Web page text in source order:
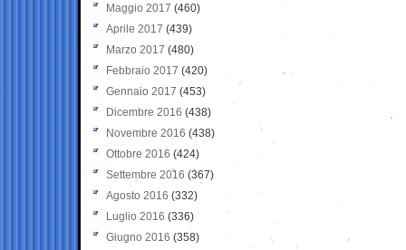
Maggio 2017 (460)
Aprile 2017 (439)
Marzo 2017 (480)
Febbraio 2017 (420)
Gennaio 2017 (453)
Dicembre 2016 (438)
Novembre 2016 (438)
Ottobre 2016 (424)
Settembre 2016 (367)
Agosto 2016 (332)
Luglio 2016 (336)
Giugno 2016 (358)